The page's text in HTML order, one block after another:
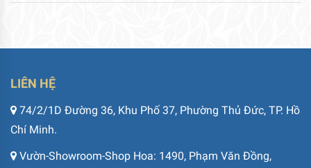
LIÊN HỆ
74/2/1D Đường 36, Khu Phố 37, Phường Thủ Đức, TP. Hồ
Chí Minh.
Vườn-Showroom-Shop Hoa: 1490, Phạm Văn Đồng,